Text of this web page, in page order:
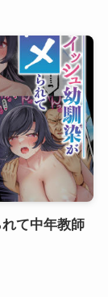
れて中年教師